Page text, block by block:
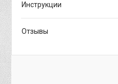
Инструкции
Отзывы